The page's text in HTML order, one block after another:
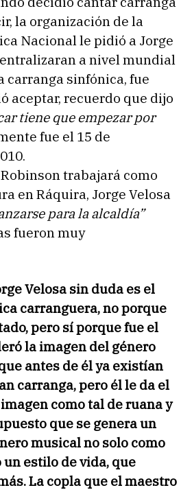
la organización de la
Nacional le pidió a Jorge
a nivel mundial
carranga sinfónica, fue
aceptar, recuerdo que dijo
tiene que empezar por
fue el 15 de
trabajará como
en Ráquira, Jorge Velosa
para la alcaldía”
fueron muy
Velosa sin duda es el
carranguera, no porque
pero sí porque fue el
la imagen del género
antes de él ya existían
carranga, pero él le da el
como tal de ruana y
que se genera un
musical no solo como
estilo de vida, que
La copla que el maestro